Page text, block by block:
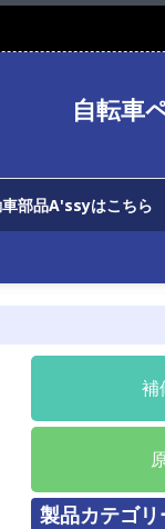
自転車
車部品A'ssyはこちら
補
製品カテゴリ